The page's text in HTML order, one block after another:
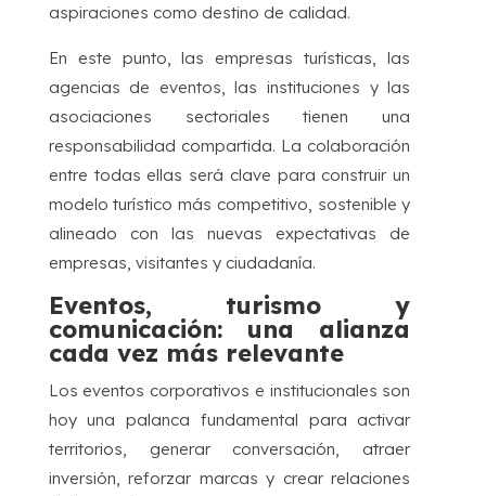
aspiraciones como destino de calidad.
En este punto, las empresas turísticas, las
agencias de eventos, las instituciones y las
asociaciones sectoriales tienen una
responsabilidad compartida. La colaboración
entre todas ellas será clave para construir un
modelo turístico más competitivo, sostenible y
alineado con las nuevas expectativas de
empresas, visitantes y ciudadanía.
Eventos, turismo y
comunicación: una alianza
cada vez más relevante
Los eventos corporativos e institucionales son
hoy una palanca fundamental para activar
territorios, generar conversación, atraer
inversión, reforzar marcas y crear relaciones